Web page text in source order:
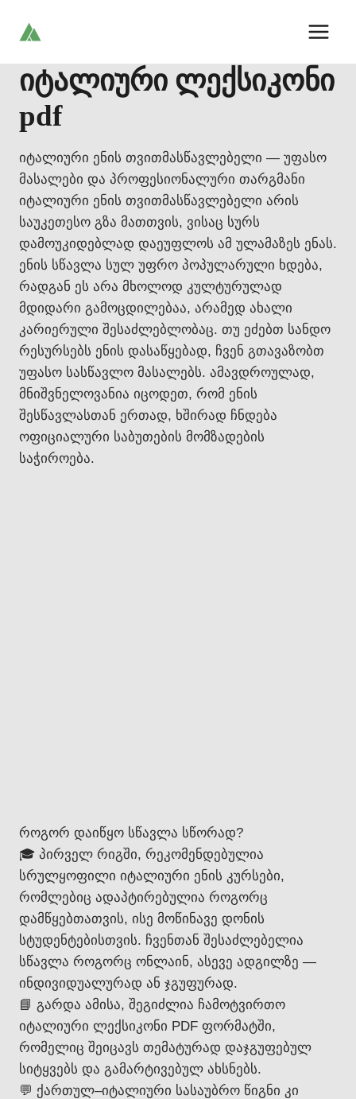
იტალიური ლექსიკონი
pdf
იტალიური ენის თვითმასწავლებელი — უფასო
მასალები და პროფესიონალური თარგმანი
იტალიური ენის თვითმასწავლებელი არის
საუკეთესო გზა მათთვის, ვისაც სურს
დამოუკიდებლად დაეუფლოს ამ ულამაზეს ენას.
ენის სწავლა სულ უფრო პოპულარული ხდება,
რადგან ეს არა მხოლოდ კულტურულად
მდიდარი გამოცდილებაა, არამედ ახალი
კარიერული შესაძლებლობაც. თუ ეძებთ სანდო
რესურსებს ენის დასაწყებად, ჩვენ გთავაზობთ
უფასო სასწავლო მასალებს. ამავდროულად,
მნიშვნელოვანია იცოდეთ, რომ ენის
შესწავლასთან ერთად, ხშირად ჩნდება
ოფიციალური საბუთების მომზადების
საჭიროება.
როგორ დაიწყო სწავლა სწორად?
🎓 პირველ რიგში, რეკომენდებულია
სრულყოფილი იტალიური ენის კურსები,
რომლებიც ადაპტირებულია როგორც
დამწყებთათვის, ისე მოწინავე დონის
სტუდენტებისთვის. ჩვენთან შესაძლებელია
სწავლა როგორც ონლაინ, ასევე ადგილზე —
ინდივიდუალურად ან ჯგუფურად.
📘 გარდა ამისა, შეგიძლია ჩამოტვირთო
იტალიური ლექსიკონი PDF ფორმატში,
რომელიც შეიცავს თემატურად დაჯგუფებულ
სიტყვებს და გამარტივებულ ახსნებს.
💬 ქართულ–იტალიური სასაუბრო წიგნი კი